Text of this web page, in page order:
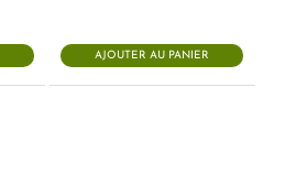
AJOUTER AU PANIER